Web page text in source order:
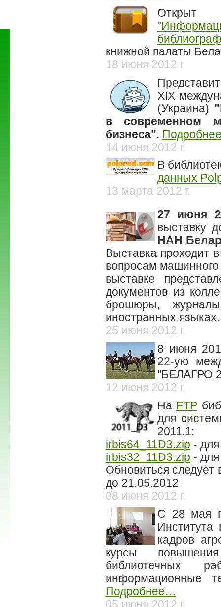
книжной палаты
18 июня 2012 г.
XIX
(Украина)
в современном
бизнеса".
14 июня 2012 г.
В
данных
13 марта 2012 г.
27 июня
выставку
НАН
Выставка проходит
вопросам
выставке
документов из
брошюры,
иностранных языках.
25 июня 2012 г.
8 июня
22-ую
"БЕЛАГРО
12 июня 2012 г.
На FTP
для
2011.1:
irbis64_11D3.zip -
irbis32_11D3.zip -
Обновиться следует
до 21.05.2012
08 июня 2012 г.
С 28 мая
Института
кадров
курсы
библиотечных
информационные
Подробнее…
05 июня 2012 г.